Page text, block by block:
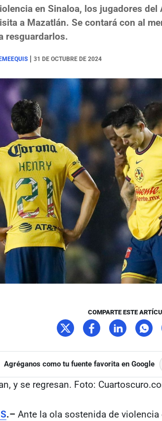
en Sinaloa, los jugadores
a Mazatlán. Se contará con al
resguardarlos.
31 DE OCTUBRE DE 2024
COMPARTE ESTE
Agréganos como tu fuente favorita en Google
y se regresan. Foto:
.– Ante la ola sostenida de